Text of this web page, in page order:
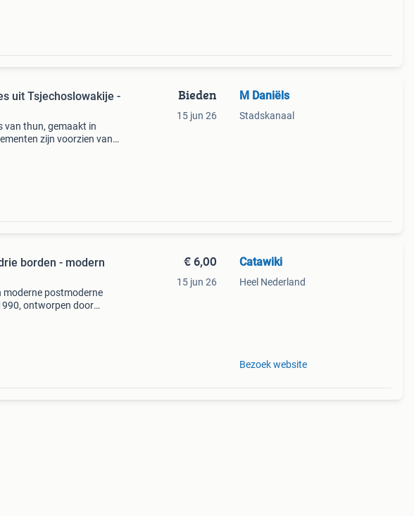
uit Tsjechoslowakije -
van thun, gemaakt in
zijn voorzien van
Bieden
15 jun 26
M Daniëls
Stadskanaal
borden - modern
moderne postmoderne
ontworpen door
€ 6,00
15 jun 26
Catawiki
Heel Nederland
Bezoek website